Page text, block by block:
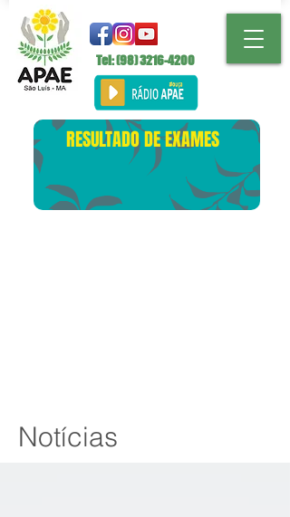
Tel: (98)3216-4200
RESULTADO DE EXAMES
Notícias